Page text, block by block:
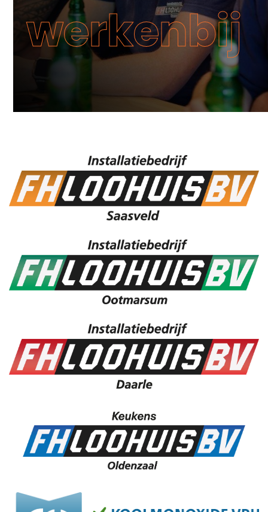
werkenbij